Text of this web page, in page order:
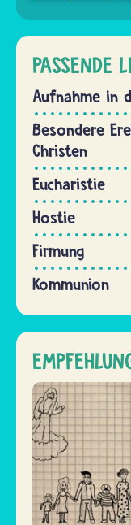
PASSENDE
Aufnahme in
Besondere
Christen
Eucharistie
Hostie
Firmung
Kommunion